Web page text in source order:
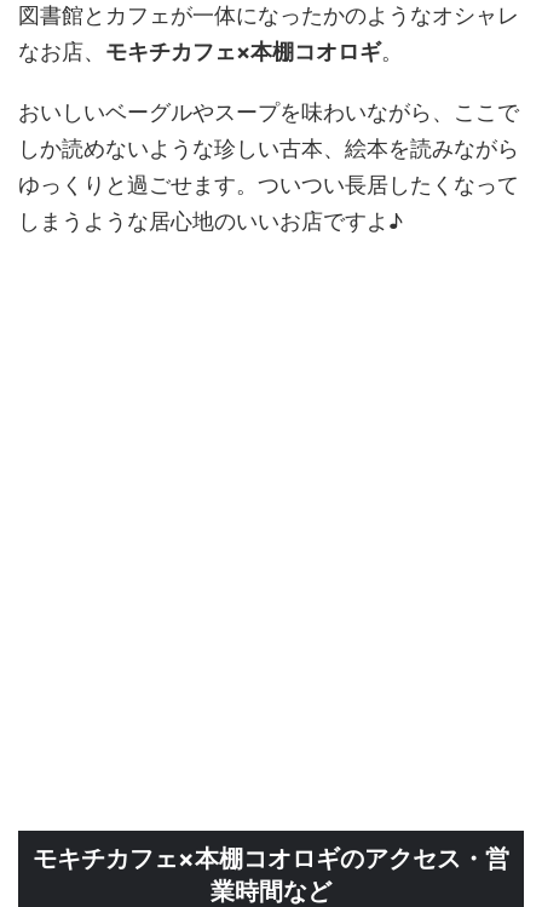
図書館とカフェが一体になったかのようなオシャレ
なお店、 モキチカフェ×本棚コオロギ。
おいしいベーグルやスープを味わいながら、ここで
しか読めないような珍しい古本、絵本を読みながら
ゆっくりと過ごせます。ついつい長居したくなって
しまうような居心地のいいお店ですよ♪
モキチカフェ×本棚コオロギのアクセス・営
業時間など